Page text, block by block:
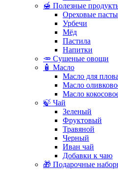
🍯 Полезные
Ореховые пасты
Урбечи
Мёд
Пастила
Напитки
🥕 Сушеные овощи
🧴 Масло
Масло для плова
Масло
Масло
🍃 Чай
Зеленый
Фруктовый
Травяной
Черный
Иван чай
Добавки к чаю
🎁 Подарочные